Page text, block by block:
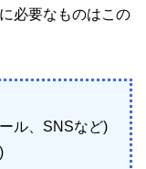
必要なものはこの
ル、SNSなど)